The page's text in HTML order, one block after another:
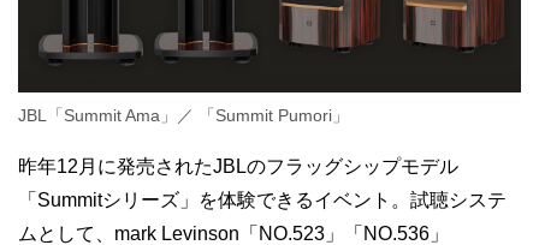
JBL「Summit Ama」／ 「Summit Pumori」
昨年12月に発売されたJBLのフラッグシップモデル
「Summitシリーズ」を体験できるイベント。試聴システ
ムとして、mark Levinson「NO.523」「NO.536」